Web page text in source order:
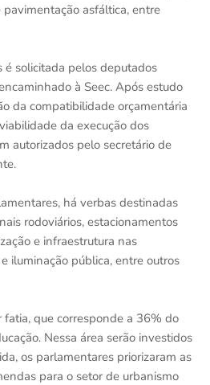
asfáltica, entre
solicitada pelos deputados
à Seec. Após estudo
da compatibilidade orçamentária
da execução dos
autorizados pelo secretário de
há verbas destinadas
rodoviários, estacionamentos
e infraestrutura nas
iluminação pública, entre outros
fatia, que corresponde a 36% do
Nessa área serão investidos
os parlamentares priorizaram as
para o setor de urbanismo